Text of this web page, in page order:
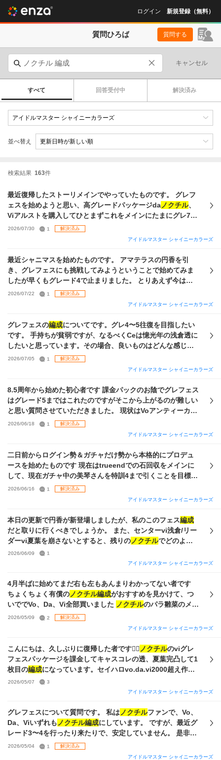
ログイン 新規登録（無料）
質問ひろば 質問する
キャンセル
すべて 回答受付中 解決済み
並べ替え
検索結果 163件
最近復帰したストーリメインでやっていたものです。 グレフ
ェスを始めようと思い、高グレードパッケージdaノクチル、
Viアルストを購入してひとまずこれをメインにたまにグレ7タ
ッチできたらいいな、くらいで考えています。 ガチャ何を引
けばいいかわからなかったので今のガチャで出てるURの浅倉
のカードが足りないと思うんですが、おすすめの編成や、育
成方法、今後優先して確保・育成したほうがいいサポートカ
ードがあれば教えていただけると嬉しいです😭 課金が必要な
ます もし性能的に上記のパックより強い
らも教えて頂けたら幸いです😭 よろしくお願いします！
2026/07/30 1
解決済み
アイドルマスター シャイニーカラーズ
最近シャニマスを始めたものです。 アマテラスの円香を引
き、グレフェスにも挑戦してみようということで始めてみま
したが早くもグレード4で止まりました。 とりあえず今はた
だ数値を適当に盛ってセンターを円香、
vo,da,viをそれぞれ盛ってその場所において、リーダーは育
す。 各ポジションの育成の仕方や取ったほうがいいスキルな
どを全く知らないので教えて欲しいです。 またグレフェス自
体の立ち回りも分からないので教えて欲しいです。 今の自分
2026/07/22 1
解決済み
アイドルマスター シャイニーカラーズ
グレフェスの編成についてです。グレ4〜5往復を目指したい
です。 手持ちが貧弱ですが、なるべくCeは憶光年の浅倉透に
したいと思っています。その場合、良いものはどんな感じで
しょうか？また、手持ちのsSSRで使えそうなものはあります
か？ はづきさんには余裕がありますが、なるべく
ノクチル
以
強いDaのsSSRやpSSRが出てきたら引くべきでしょうか？
2026/07/05 1
解決済み
アイドルマスター シャイニーカラーズ
8.5周年から始めた初心者です 課金パックのお陰でグレフェス
はグレード5まではこれたのですがそこから上がるのが難しい
と思い質問させていただきました。 現状はVoアンティーカ
Da放クラViノクチルの 課金パックの
が 今後は担当のにちかが居るシーズを主力とした
編成
でやっ
ドルを 編成 して育成したらいいのか またどのようなライブス
キルの踏み方をフェスでやればいいのかを参考まででいいの
で教えて頂きたいです。 画像はいま持っているカードになり
金して完凸ができれば目指そうと考えておりこの前の トワコ
レにちかプレコレ美琴は完凸しました。 凸はづきさんはPア
す。 長々とすみません🙇‍♀️ぜひお力をお借りしたいです
2026/06/18 1
解決済み
アイドルマスター シャイニーカラーズ
二日前からログイン勢＆ガチャだけ勢から本格的にプロデュ
ースを始めたものです 現在はtrueendでの石回収をメインに
して、現在ガチャ中の美琴さんを特訓4まで引くことを目標に
しています。円香は特訓4になるまで引きました。ガチャ知識
がないのでとりあえず特訓4になるまで引く形になっていま
sayhalo育成編成(SS25839)でグレード１) ・シーズとノクチ
ルメンバーを中心に引きたい集めたい ・課金はパスの二種を
継続的に課金していく事を視野 の形です YouTubeで簡単な
ましたが、どのキャラが良い、重要については全く知識があ
いったガチャを引いていくべきなのかのガチャ指針＆優先特
訓キャラ を教えていただけると嬉しいです。 宜しくお願い致
します。 他者様の質問回答も見ながら学んでいこうと思って
います。 現在回収できる石数は55万3千程あります。 グレフ
ェスコインがなぜか68枚あります。 SRサポが掲載出来ませ
2026/06/16 1
解決済み
アイドルマスター シャイニーカラーズ
本日の更新で円香が新登場しましたが、私のこのフェス編成
だと取りに行くべきでしょうか。 また、センターvi浅倉/リー
ダーvi夏葉を崩さないとすると、残りのノクチルでどのよう
に組むのが最善てしょうか。 補足：現在のジュエルは14.4万
程 S-SSRはVoDaViそれぞれ強い（と思われる）ものを2〜3
つり雛菜
2026/06/09
1
アイドルマスター シャイニーカラーズ
4月半ばに始めてまだ右も左もあんまりわかってない者です
ちょくちょく有償のノクチル編成がおすすめを見かけて、つ
いででVo、Da、Vi全部買いました ノクチルのパラ雛菜のメモ
ブが強いようなので、メモブセットを買うか、その他のガチ
ャセットを買って色んなサポ等を増やすか悩んでいます セッ
有償追加するので貯めるは無しで
2026/05/09 2
解決済み
アイドルマスター シャイニーカラーズ
こんにちは、久しぶりに復帰した者です🙇‍♀️ ノクチルのviグレ
フェスパッケージを課金してキャスコレの透、夏葉完凸して1
枚目の編成になっています。セイハロvo.da.vi2000超え作り
たいのですがどうやれば高ステに近づけますか？やり始めた
ばっかりいまいちやくわからず、YouTubeとか調べてもわか
タスが限界です汗 流れを教えていただけたら幸いです。 viの
サポカは二枚目のようになってます、やはりパラコレはづき
完凸させたほうがいいでしょうか😖
2026/05/07
3
アイドルマスター シャイニーカラーズ
グレフェスについて質問です。 私はノクチルファンで、Vo、
Da、Viいずれも ノクチル編成にしています。 ですが、最近グ
レード3〜4を行ったり来たりで、安定していません。 是非と
もグレード4に安定、最終的にはそれ以上を目指すために、自
を組むならこうする、
2026/05/04 1
解決済み
アイドルマスター シャイニーカラーズ